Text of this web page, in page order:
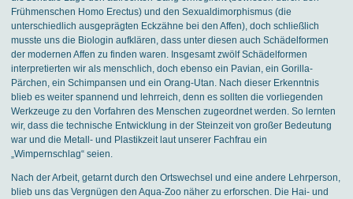
Frühmenschen Homo Erectus) und den Sexualdimorphismus (die
unterschiedlich ausgeprägten Eckzähne bei den Affen), doch schließlich
musste uns die Biologin aufklären, dass unter diesen auch Schädelformen
der modernen Affen zu finden waren. Insgesamt zwölf Schädelformen
interpretierten wir als menschlich, doch ebenso ein Pavian, ein Gorilla-
Pärchen, ein Schimpansen und ein Orang-Utan. Nach dieser Erkenntnis
blieb es weiter spannend und lehrreich, denn es sollten die vorliegenden
Werkzeuge zu den Vorfahren des Menschen zugeordnet werden. So lernten
wir, dass die technische Entwicklung in der Steinzeit von großer Bedeutung
war und die Metall- und Plastikzeit laut unserer Fachfrau ein
„Wimpernschlag“ seien.
Nach der Arbeit, getarnt durch den Ortswechsel und eine andere Lehrperson,
blieb uns das Vergnügen den Aqua-Zoo näher zu erforschen. Die Hai- und